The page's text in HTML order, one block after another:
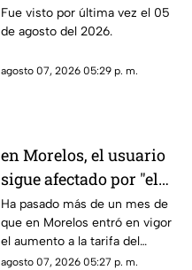
desaparecido en
Cuernavaca
Fue visto por última vez el 05
de agosto del 2026.
agosto 07, 2026 05:29 p. m.
en Morelos, el usuario
sigue afectado por "el
tarifazo"
Ha pasado más de un mes de
que en Morelos entró en vigor
el aumento a la tarifa del
transporte público. Un mes,
agosto 07, 2026 05:27 p. m.